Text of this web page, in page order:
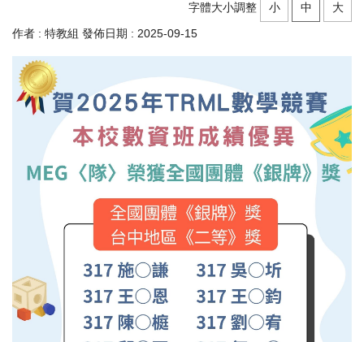
字體大小調整 小 中
大
作者 : 特教組 發佈日期 : 2025-09-15